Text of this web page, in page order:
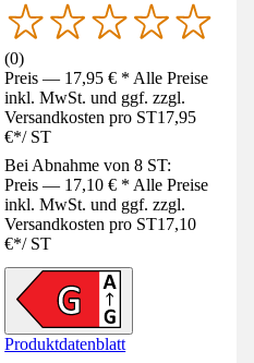
(0)
Preis — 17,95 € * Alle Preise
inkl. MwSt. und ggf. zzgl.
Versandkosten pro ST17,95
€*/ ST
Bei Abnahme von 8 ST:
Preis — 17,10 € * Alle Preise
inkl. MwSt. und ggf. zzgl.
Versandkosten pro ST17,10
€*/ ST
Produktdatenblatt